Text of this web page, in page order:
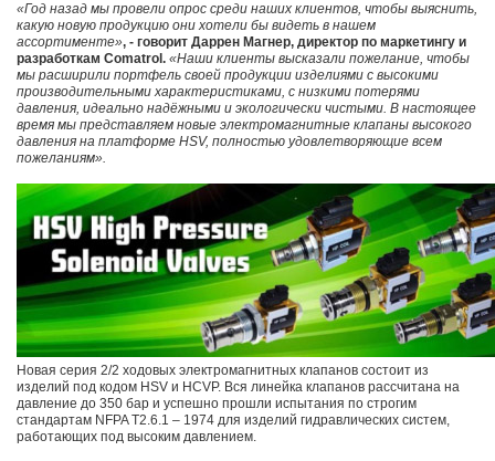
«Год назад мы провели опрос среди наших клиентов, чтобы выяснить,
какую новую продукцию они хотели бы видеть в нашем
ассортименте», - говорит Даррен Магнер, директор по маркетингу и
разработкам Comatrol. «Наши клиенты высказали пожелание, чтобы
мы расширили портфель своей продукции изделиями с высокими
производительными характеристиками, с низкими потерями
давления, идеально надёжными и экологически чистыми. В настоящее
время мы представляем новые электромагнитные клапаны высокого
давления на платформе HSV, полностью удовлетворяющие всем
пожеланиям».
Новая серия 2/2 ходовых электромагнитных клапанов состоит из
изделий под кодом HSV и HCVP. Вся линейка клапанов рассчитана на
давление до 350 бар и успешно прошли испытания по строгим
стандартам NFPA T2.6.1 – 1974 для изделий гидравлических систем,
работающих под высоким давлением.